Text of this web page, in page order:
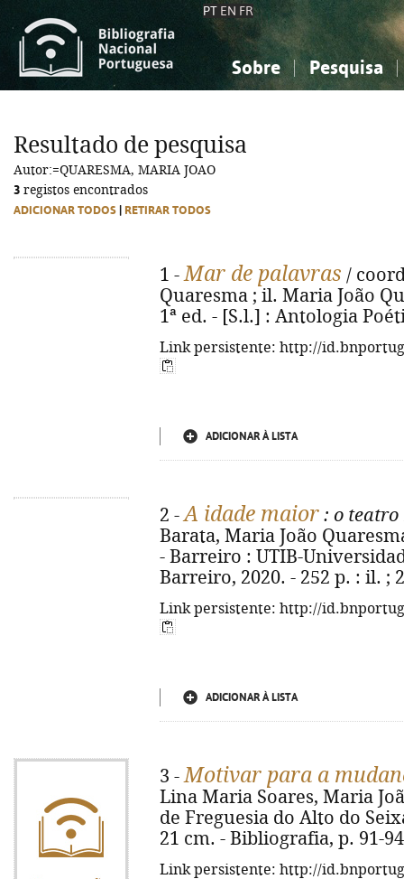
PT EN FR
Sobre Pesquisa
Ciências sociais...
Ciências sociais...
Resultado de pesquisa
Autor:=QUARESMA, MARIA JOAO
3 registos encontrados
ADICIONAR TODOS RETIRAR TODOS
1 -Mar de palavras /
Quaresma ; il. Maria João
1ª ed. - [S.l.] : Antologia
Link persistente: http://
ADICIONAR À LISTA
2 -A idade maior : o teatro
Barata, Maria João
- Barreiro : UTIB-
Barreiro, 2020. - 252 p. : il. ;
Link persistente: http://
ADICIONAR À LISTA
3 -Motivar para a
Lina Maria Soares, Maria
de Freguesia do Alto do
21 cm. - Bibliografia, p. 91-94
Link persistente: http://